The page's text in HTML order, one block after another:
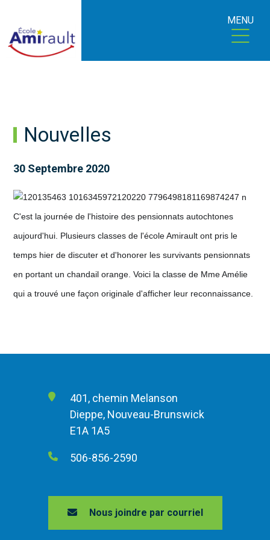
MENU
Nouvelles
30 Septembre 2020
C'est la journée de l'histoire des pensionnats autochtones
aujourd'hui. Plusieurs classes de l'école Amirault ont pris le
temps hier de discuter et d'honorer les survivants pensionnats
en portant un chandail orange. Voici la classe de Mme Amélie
qui a trouvé une façon originale d'afficher leur reconnaissance.
401, chemin Melanson
Dieppe, Nouveau-Brunswick
E1A 1A5
506-856-2590
Nous joindre par courriel